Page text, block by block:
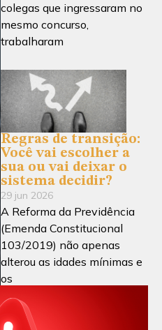
colegas que ingressaram no
mesmo concurso,
trabalharam
Regras de transição:
Você vai escolher a
sua ou vai deixar o
sistema decidir?
29 jun 2026
A Reforma da Previdência
(Emenda Constitucional
103/2019) não apenas
alterou as idades mínimas e
os